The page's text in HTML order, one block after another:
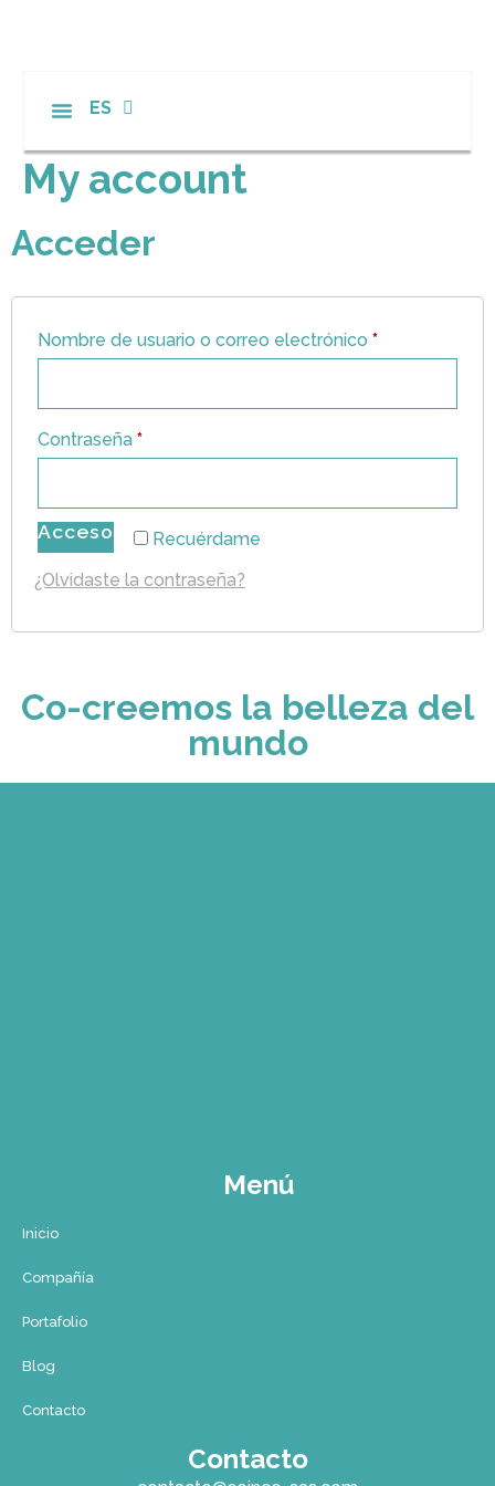
ES
EN
My account
Acceder
Nombre de usuario o correo electrónico *
Contraseña *
Recuérdame
Acceso
¿Olvidaste la contraseña?
Co-creemos la belleza del
mundo
Menú
Inicio
Compañía
Portafolio
Blog
Contacto
Contacto